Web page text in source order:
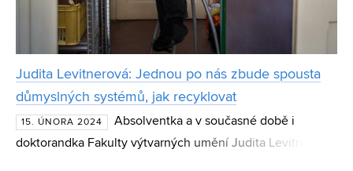
Judita Levitnerová: Jednou po nás zbude spousta
důmyslných systémů, jak recyklovat
15. ÚNORA 2024
Absolventka a v současné době i
doktorandka Fakulty výtvarných umění Judita Levitnerová